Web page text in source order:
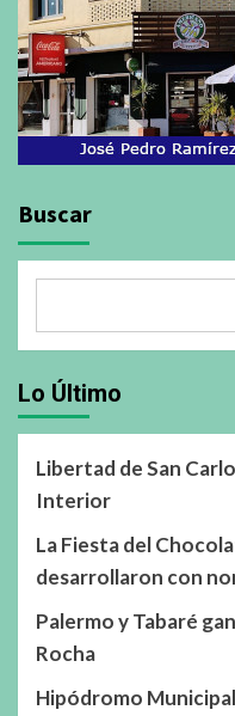
Buscar
Lo Último
Libertad de San
Interior
La Fiesta del
desarrollaron con
Palermo y Tabaré
Rocha
Hipódromo